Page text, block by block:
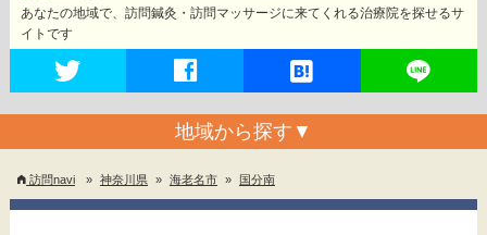
あなたの地域で、訪問鍼灸・訪問マッサージに来てくれる治療院を探せるサ
イトです
地域から探す ▼
訪問navi » 神奈川県 » 海老名市 » 国分南